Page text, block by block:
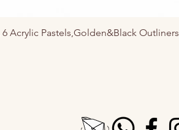
Acrylic Pastels,Golden&Black Outliners